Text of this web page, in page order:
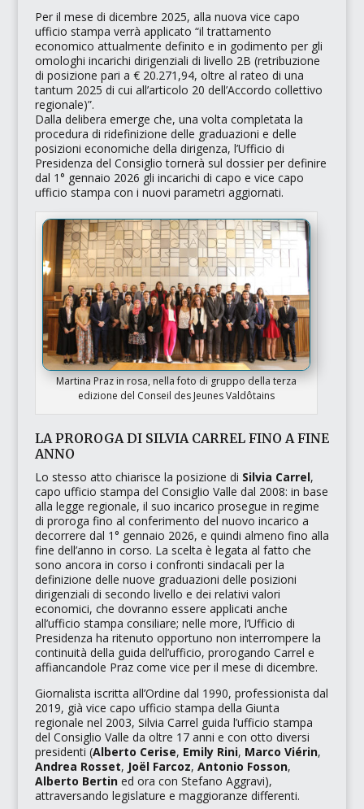
Per il mese di dicembre 2025, alla nuova vice capo
ufficio stampa verrà applicato “il trattamento
economico attualmente definito e in godimento per gli
omologhi incarichi dirigenziali di livello 2B (retribuzione
di posizione pari a € 20.271,94, oltre al rateo di una
tantum 2025 di cui all’articolo 20 dell’Accordo collettivo
regionale)”.
Dalla delibera emerge che, una volta completata la
procedura di ridefinizione delle graduazioni e delle
posizioni economiche della dirigenza, l’Ufficio di
Presidenza del Consiglio tornerà sul dossier per definire
dal 1° gennaio 2026 gli incarichi di capo e vice capo
ufficio stampa con i nuovi parametri aggiornati.​
Martina Praz in rosa, nella foto di gruppo della terza
edizione del Conseil des Jeunes Valdôtains
LA PROROGA DI SILVIA CARREL FINO A FINE
ANNO
Lo stesso atto chiarisce la posizione di Silvia Carrel,
capo ufficio stampa del Consiglio Valle dal 2008: in base
alla legge regionale, il suo incarico prosegue in regime
di proroga fino al conferimento del nuovo incarico a
decorrere dal 1° gennaio 2026, e quindi almeno fino alla
fine dell’anno in corso. La scelta è legata al fatto che
sono ancora in corso i confronti sindacali per la
definizione delle nuove graduazioni delle posizioni
dirigenziali di secondo livello e dei relativi valori
economici, che dovranno essere applicati anche
all’ufficio stampa consiliare; nelle more, l’Ufficio di
Presidenza ha ritenuto opportuno non interrompere la
continuità della guida dell’ufficio, prorogando Carrel e
affiancandole Praz come vice per il mese di dicembre.​​
Giornalista iscritta all’Ordine dal 1990, professionista dal
2019, già vice capo ufficio stampa della Giunta
regionale nel 2003, Silvia Carrel guida l’ufficio stampa
del Consiglio Valle da oltre 17 anni e con otto diversi
presidenti (Alberto Cerise, Emily Rini, Marco Viérin,
Andrea Rosset, Joël Farcoz, Antonio Fosson,
Alberto Bertined ora con Stefano Aggravi),
attraversando legislature e maggioranze differenti.